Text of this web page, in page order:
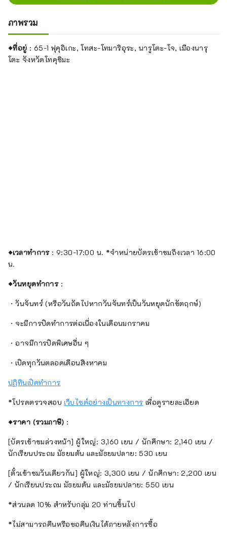
ภาพรวม
◆ที่อยู่ : 65-1 ฟุคุอิเกะ, โทสะ-โทมาริอุระ, นารูโตะ-โจ, เมืองนารุ
โตะ จังหวัดโทคุชิมะ
◆เวลาทำการ: 9:30-17:00 น. *จำหน่ายบัตรเข้าชมถึงเวลา 16:00
น.
◆วันหยุดทำการ:
・วันจันทร์ (หรือวันถัดไปหากวันจันทร์เป็นวันหยุดนักขัตฤกษ์)
・จะมีการปิดทำการต่อเนื่องในเดือนมกราคม
・อาจมีการปิดพิเศษอื่น ๆ
・เปิดทุกวันตลอดเดือนสิงหาคม
ปฏิทินเปิดทำการ
*โปรดตรวจสอบเว็บไซต์อย่างเป็นทางการ เพื่อดูรายละเอียด
◆ราคา (รวมภาษี) :
[บัตรเข้าชมล่วงหน้า] ผู้ใหญ่: 3,160 เยน / นักศึกษา: 2,140 เยน /
นักเรียนประถม มัธยมต้น และมัธยมปลาย: 530 เยน
[ตั๋วเข้าชมวันเดียวกัน] ผู้ใหญ่: 3,300 เยน / นักศึกษา: 2,200 เยน
/ นักเรียนประถม มัธยมต้น และมัธยมปลาย: 550 เยน
*ส่วนลด 10% สำหรับกลุ่ม 20 ท่านขึ้นไป
*ไม่สามารถคืนหรือขอคืนเงินได้ภายหลังการซื้อ